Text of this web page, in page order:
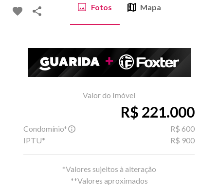
Fotos Mapa
Valor do Imóvel
R$ 221.000
Condomínio*
R$ 600
IPTU*
R$ 900
*Valores sujeitos à alteração
**Valores aproximados